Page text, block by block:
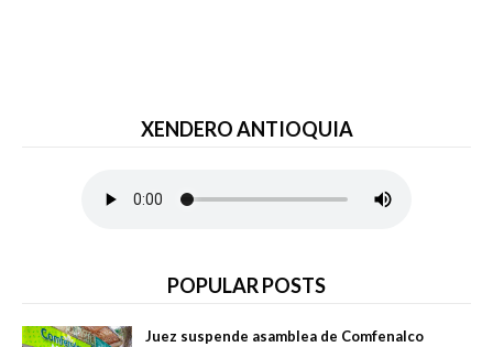
XENDERO ANTIOQUIA
POPULAR POSTS
Juez suspende asamblea de Comfenalco